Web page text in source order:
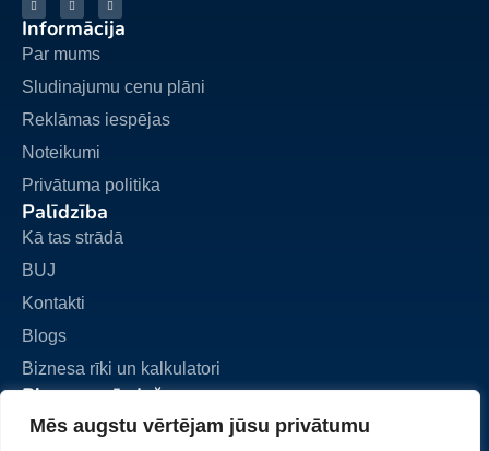
Mēs augstu vērtējam jūsu privātumu
Informācija
Par mums
Sludinajumu cenu plāni
Reklāmas iespējas
Noteikumi
Privātuma politika
Palīdzība
Kā tas strādā
BUJ
Kontakti
Blogs
Biznesa rīki un kalkulatori
Biznesa pārdošana
Pievienot sludinājumu